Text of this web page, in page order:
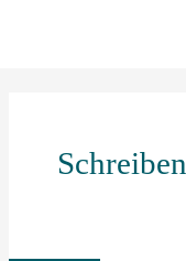
Schreiben